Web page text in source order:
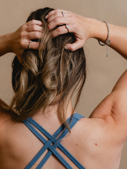
TAILLE
XS
TYPE DE
CROP TOP